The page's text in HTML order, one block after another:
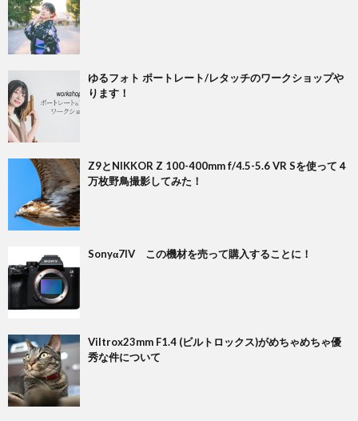
ゆるフォト ポートレート/レタッチのワークショップや
ります！
Z9とNIKKOR Z 100-400mm f/4.5-5.6 VR Sを使って４
万枚野鳥撮影してみた！
Sonyα7IV この機材を売って購入することに！
Viltrox23mm F1.4 (ビルトロックス)がめちゃめちゃ優
秀な件について